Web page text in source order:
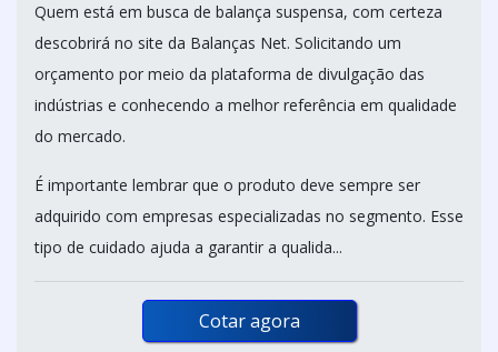
Quem está em busca de balança suspensa, com certeza
descobrirá no site da Balanças Net. Solicitando um
orçamento por meio da plataforma de divulgação das
indústrias e conhecendo a melhor referência em qualidade
do mercado.
É importante lembrar que o produto deve sempre ser
adquirido com empresas especializadas no segmento. Esse
tipo de cuidado ajuda a garantir a qualida...
Cotar agora